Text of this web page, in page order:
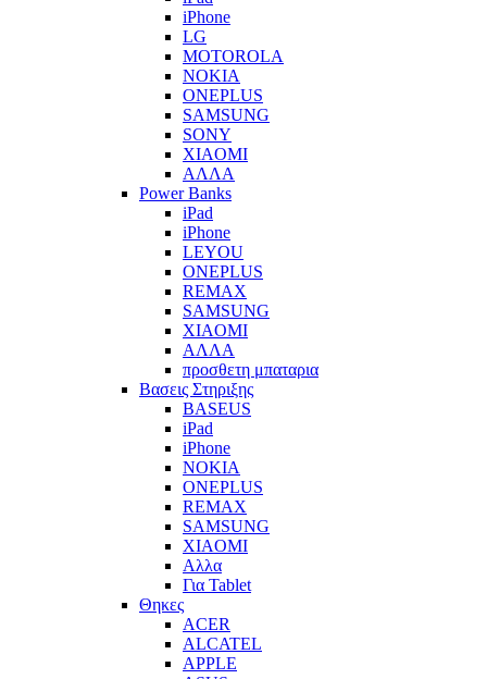
iPhone
LG
MOTOROLA
NOKIA
ONEPLUS
SAMSUNG
SONY
XIAOMI
ΑΛΛΑ
Power Banks
iPad
iPhone
LEYOU
ONEPLUS
REMAX
SAMSUNG
XIAOMI
ΑΛΛΑ
προσθετη μπαταρια
Βασεις Στηριξης
BASEUS
iPad
iPhone
NOKIA
ONEPLUS
REMAX
SAMSUNG
XIAOMI
Αλλα
Για Tablet
Θηκες
ACER
ALCATEL
APPLE